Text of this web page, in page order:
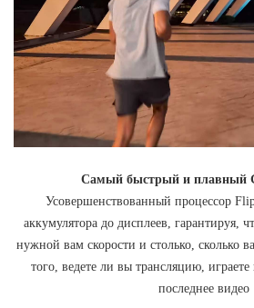
Самый быстрый и плавный
Усовершенствованный процессор
аккумулятора до дисплеев, гарантируя,
нужной вам скорости и столько, сколько
того, ведете ли вы трансляцию, играете
последнее видео